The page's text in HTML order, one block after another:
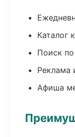
Каталог
Поиск
Реклама
Афиша